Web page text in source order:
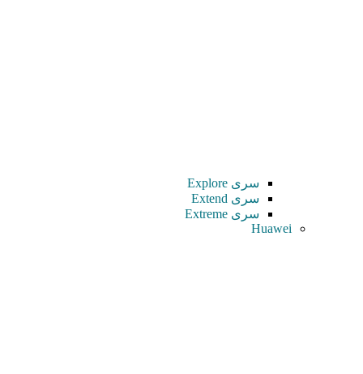
سری Explore
سری Extend
سری Extreme
Huawei